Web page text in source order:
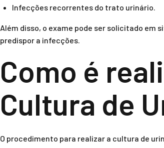
Infecções recorrentes do trato urinário.
Além disso, o exame pode ser solicitado em
predispor a infecções.
Como é
Cultura de
O procedimento para realizar a cultura de